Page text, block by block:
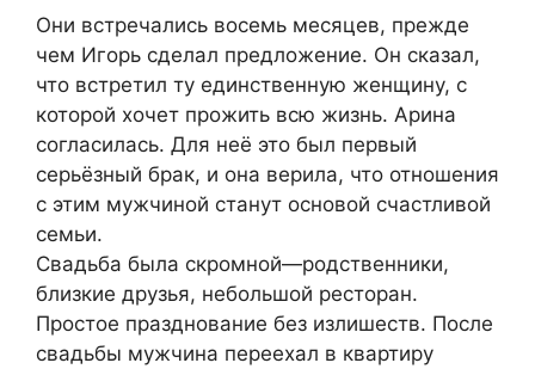
Они встречались восемь месяцев, прежде
чем Игорь сделал предложение. Он сказал,
что встретил ту единственную женщину, с
которой хочет прожить всю жизнь. Арина
согласилась. Для неё это был первый
серьёзный брак, и она верила, что отношения
с этим мужчиной станут основой счастливой
семьи.
Свадьба была скромной—родственники,
близкие друзья, небольшой ресторан.
Простое празднование без излишеств. После
свадьбы мужчина переехал в квартиру